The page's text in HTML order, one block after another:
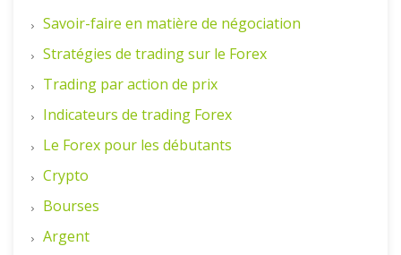
Savoir-faire en matière de négociation
Stratégies de trading sur le Forex
Trading par action de prix
Indicateurs de trading Forex
Le Forex pour les débutants
Crypto
Bourses
Argent